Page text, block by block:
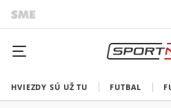
HVIEZDY SÚ UŽ TU FUTBAL